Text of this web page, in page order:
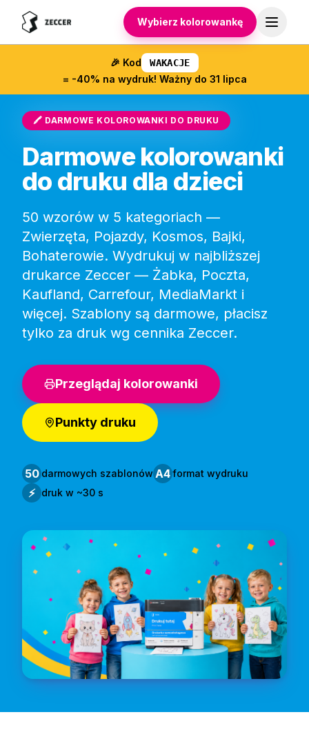
Wybierz kolorowankę
🎉 Kod WAKACJE
= -40% na wydruk! Ważny do 31 lipca
🖍️ DARMOWE KOLOROWANKI DO DRUKU
Darmowe kolorowanki
do druku dla dzieci
50 wzorów w 5 kategoriach —
Zwierzęta, Pojazdy, Kosmos, Bajki,
Bohaterowie. Wydrukuj w najbliższej
drukarce Zeccer — Żabka, Poczta,
Kaufland, Carrefour, MediaMarkt i
więcej. Szablony są darmowe, płacisz
tylko za druk wg cennika Zeccer.
Przeglądaj kolorowanki
Punkty druku
50 darmowych szablonów A4format wydruku
⚡ druk w ~30 s